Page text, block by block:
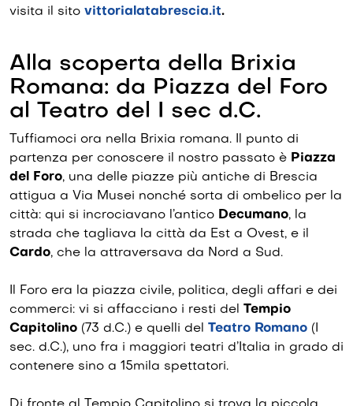
visita il sito vittorialatabrescia.it.
Alla scoperta della Brixia
Romana: da Piazza del Foro
al Teatro del I sec d.C.
Tuffiamoci ora nella Brixia romana. Il punto di
partenza per conoscere il nostro passato è Piazza
del Foro, una delle piazze più antiche di Brescia
attigua a Via Musei nonché sorta di ombelico per la
città: qui si incrociavano l’antico Decumano, la
strada che tagliava la città da Est a Ovest, e il
Cardo, che la attraversava da Nord a Sud.
Il Foro era la piazza civile, politica, degli affari e dei
commerci: vi si affacciano i resti del Tempio
Capitolino (73 d.C.) e quelli del Teatro Romano (I
sec. d.C.), uno fra i maggiori teatri d’Italia in grado di
contenere sino a 15mila spettatori.